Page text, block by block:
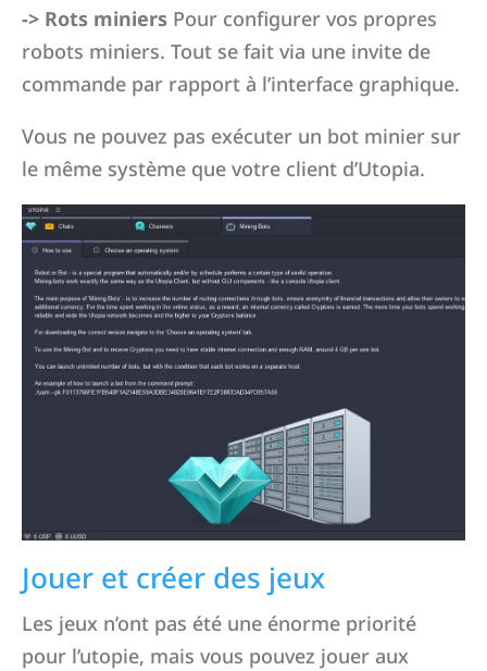
-> Rots miniers Pour configurer vos propres
robots miniers. Tout se fait via une invite de
commande par rapport à l’interface graphique.
Vous ne pouvez pas exécuter un bot minier sur
le même système que votre client d’Utopia.
Jouer et créer des jeux
Les jeux n’ont pas été une énorme priorité
pour l’utopie, mais vous pouvez jouer aux